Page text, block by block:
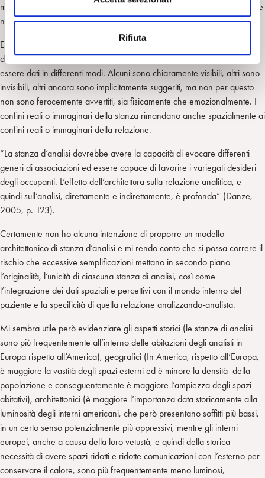
o
Rifiuta
meditazione sull’entrare e l’uscire e articola le cornici che contengono le
nostre vite (Sperber, 2014).
Entrare e uscire, l’accoglienza e il commiato sono una parte importante
dell’esperienza analitica. I confini sono certamente fisici, ma possono
essere dati in differenti modi. Alcuni sono chiaramente visibili, altri sono
invisibili, altri ancora sono implicitamente suggeriti, ma non per questo
non sono ferocemente avvertiti, sia fisicamente che emozionalmente. I
confini reali o immaginari della stanza rimandano anche spazialmente ai
confini reali o immaginari della relazione.
“La stanza d’analisi dovrebbe avere la capacità di evocare differenti
generi di associazioni ed essere capace di favorire i variegati desideri
degli occupanti. L’effetto dell’architettura sulla relazione analitica, e
quindi sull’analisi, direttamente e indirettamente, è profonda” (Danze,
2005, p. 123).
Certamente non ho alcuna intenzione di proporre un modello
architettonico di stanza d’analisi e mi rendo conto che si possa correre il
rischio che eccessive semplificazioni mettano in secondo piano
l’originalità, l’unicità di ciascuna stanza di analisi, così come
l’integrazione dei dati spaziali e percettivi con il mondo interno del
paziente e la specificità di quella relazione analizzando-analista.
Mi sembra utile però evidenziare gli aspetti storici (le stanze di analisi
sono più frequentemente all’interno delle abitazioni degli analisti in
Europa rispetto all’America), geografici (In America, rispetto all’Europa,
è maggiore la vastità degli spazi esterni ed è minore la densità della
popolazione e conseguentemente è maggiore l’ampiezza degli spazi
abitativi), architettonici (è maggiore l’importanza data storicamente alla
luminosità degli interni americani, che però presentano soffitti più bassi,
in un certo senso potenzialmente più oppressivi, mentre gli interni
europei, anche a causa della loro vetustà, e quindi della storica
necessità di avere spazi ridotti e ridotte comunicazioni con l’esterno per
conservare il calore, sono più frequentemente meno luminosi,